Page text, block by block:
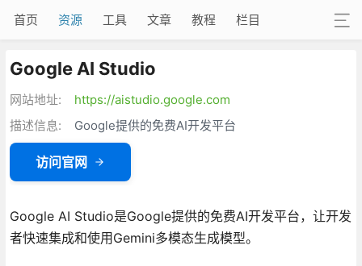
首页 资源 工具 文章 教程 栏目
Google AI Studio
网站地址:
https://aistudio.google.com
描述信息:
Google提供的免费AI开发平台
访问官网
Google AI Studio是Google提供的免费AI开发平台，让开发
者快速集成和使用Gemini多模态生成模型。